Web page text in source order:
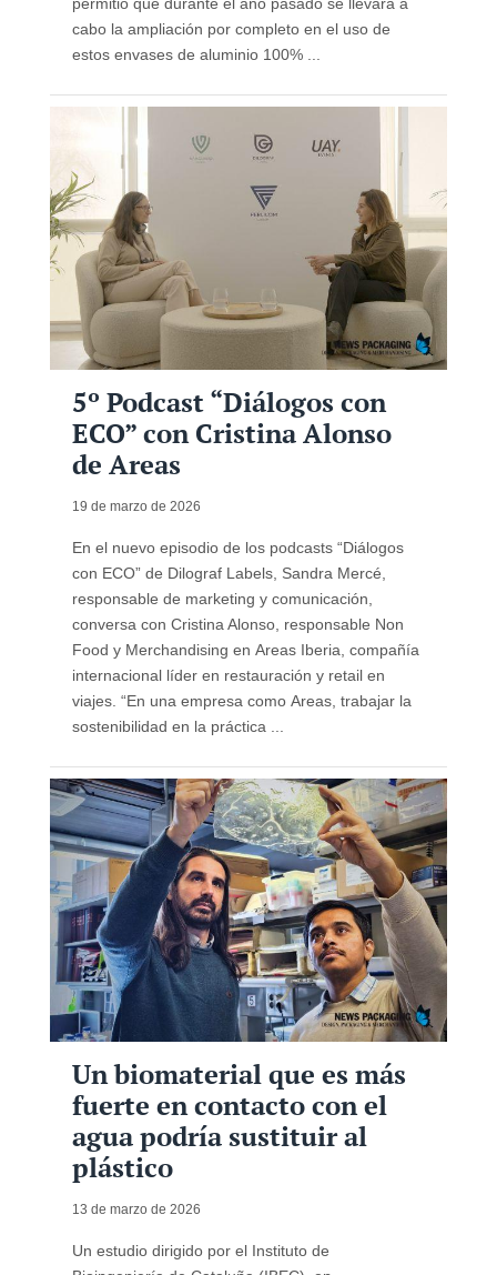
cabo la ampliación por completo en el uso de
estos envases de aluminio 100% ...
5º Podcast “Diálogos con
ECO” con Cristina Alonso
de Areas
19 de marzo de 2026
En el nuevo episodio de los podcasts “Diálogos
con ECO” de Dilograf Labels, Sandra Mercé,
responsable de marketing y comunicación,
conversa con Cristina Alonso, responsable Non
Food y Merchandising en Areas Iberia, compañía
internacional líder en restauración y retail en
viajes. “En una empresa como Areas, trabajar la
sostenibilidad en la práctica ...
Un biomaterial que es más
fuerte en contacto con el
agua podría sustituir al
plástico
13 de marzo de 2026
Un estudio dirigido por el Instituto de